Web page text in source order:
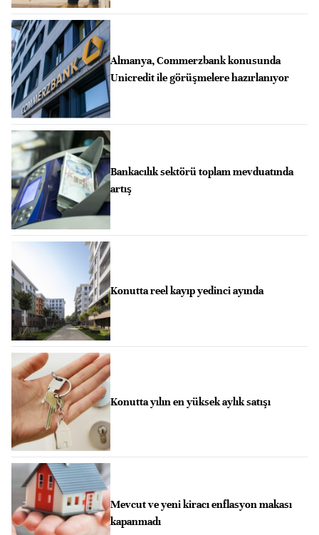
Almanya, Commerzbank konusunda
Unicredit ile görüşmelere hazırlanıyor
Bankacılık sektörü toplam mevduatında
artış
Konutta reel kayıp yedinci ayında
Konutta yılın en yüksek aylık satışı
Mevcut ve yeni kiracı enflasyon makası
kapanmadı